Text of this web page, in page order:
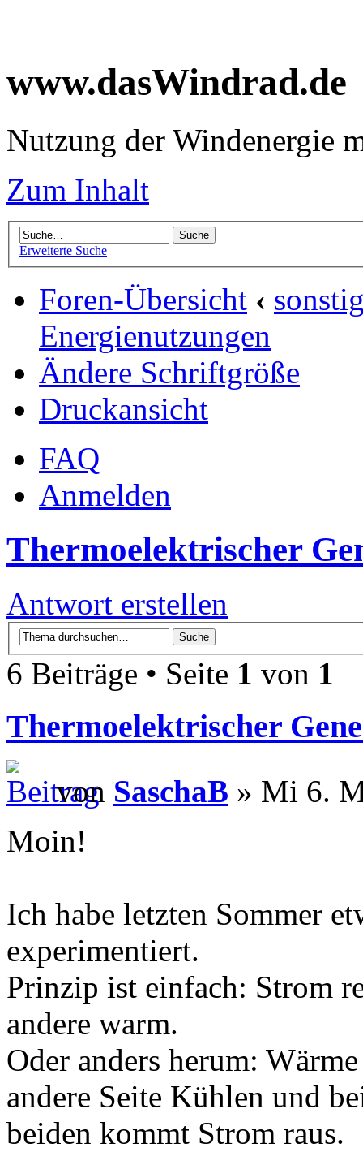
www.dasWindrad.de
Nutzung der Windenergie
Zum Inhalt
Erweiterte Suche
Foren-Übersicht ‹
Energienutzungen
Ändere Schriftgröße
Druckansicht
FAQ
Anmelden
Thermoelektrischer
Antwort erstellen
6 Beiträge • Seite 1 von 1
Thermoelektrischer
von SaschaB » Mi 6.
Moin!
Ich habe letzten Sommer
experimentiert.
Prinzip ist einfach: Strom
andere warm.
Oder anders herum:
andere Seite Kühlen und
beiden kommt Strom raus.